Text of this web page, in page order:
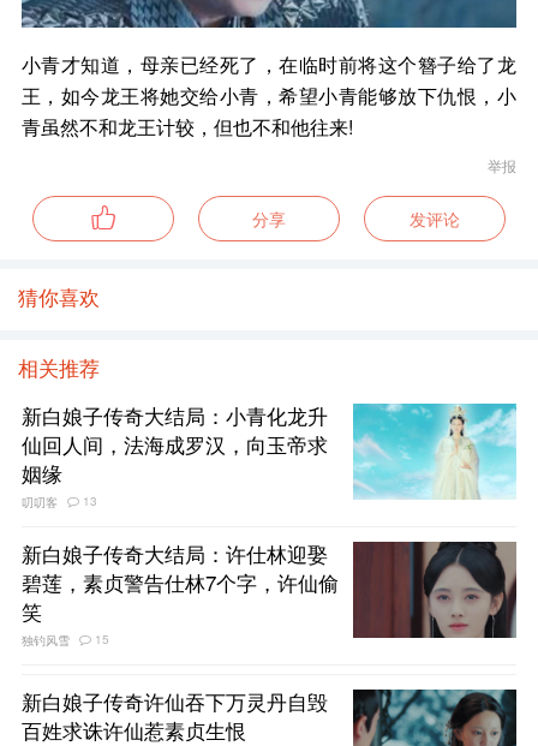
小青才知道，母亲已经死了，在临时前将这个簪子给了龙
王，如今龙王将她交给小青，希望小青能够放下仇恨，小
青虽然不和龙王计较，但也不和他往来!
举报
分享 发评论
猜你喜欢
相关推荐
新白娘子传奇大结局：小青化龙升
仙回人间，法海成罗汉，向玉帝求
姻缘
叨叨客 13
新白娘子传奇大结局：许仕林迎娶
碧莲，素贞警告仕林7个字，许仙偷
笑
独钓风雪 15
新白娘子传奇许仙吞下万灵丹自毁
百姓求诛许仙惹素贞生恨